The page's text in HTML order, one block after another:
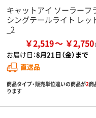
キャットアイ ソーラーフ
シングテールライト レッ
_2
￥2,519 ￥2,750
お届け日：8月21日（金）まで
直送品
商品タイプ・販売単位違いの商品が2商
ります